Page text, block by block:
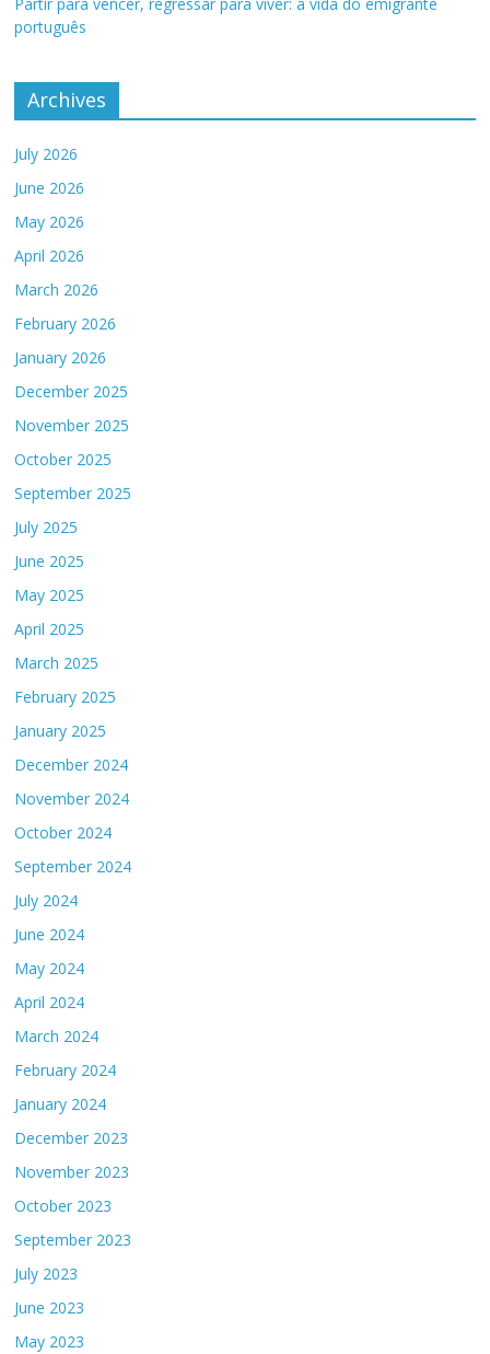
português
Archives
July 2026
June 2026
May 2026
April 2026
March 2026
February 2026
January 2026
December 2025
November 2025
October 2025
September 2025
July 2025
June 2025
May 2025
April 2025
March 2025
February 2025
January 2025
December 2024
November 2024
October 2024
September 2024
July 2024
June 2024
May 2024
April 2024
March 2024
February 2024
January 2024
December 2023
November 2023
October 2023
September 2023
July 2023
June 2023
May 2023